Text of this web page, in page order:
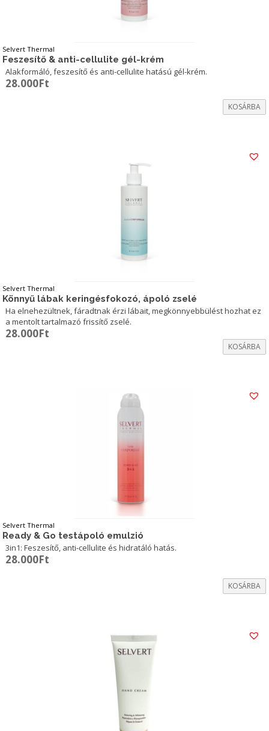
Selvert Thermal
Feszesítő & anti-cellulite gél-krém
Alakformáló, feszesítő és anti-cellulite hatású gél-krém.
28.000Ft
KOSÁRBA
Selvert Thermal
Könnyű lábak keringésfokozó, ápoló zselé
Ha elnehezültnek, fáradtnak érzi lábait, megkönnyebbülést hozhat ez
a mentolt tartalmazó frissítő zselé.
28.000Ft
KOSÁRBA
Selvert Thermal
Ready & Go testápoló emulzió
3in1: Feszesítő, anti-cellulite és hidratáló hatás.
28.000Ft
KOSÁRBA